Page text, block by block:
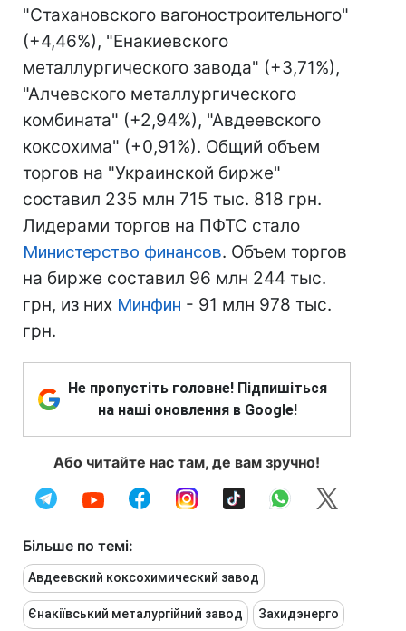
"Стахановского вагоностроительного"
(+4,46%), "Енакиевского
металлургического завода" (+3,71%),
"Алчевского металлургического
комбината" (+2,94%), "Авдеевского
коксохима" (+0,91%). Общий объем
торгов на "Украинской бирже"
составил 235 млн 715 тыс. 818 грн.
Лидерами торгов на ПФТС стало
Министерство финансов. Объем торгов
на бирже составил 96 млн 244 тыс.
грн, из них Минфин - 91 млн 978 тыс.
грн.
Не пропустіть головне! Підпишіться
на наші оновлення в Google!
Або читайте нас там, де вам зручно!
Більше по темі:
Авдеевский коксохимический завод
Єнакіївський металургійний завод Захидэнерго